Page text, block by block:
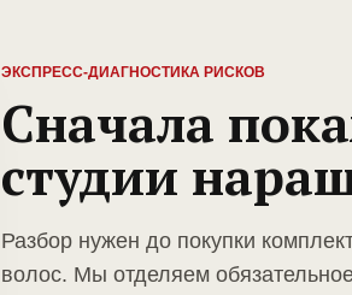
ЭКСПРЕСС-ДИАГНОСТИКА РИСКОВ
Сначала
студии
Разбор нужен до покупки
волос. Мы отделяем